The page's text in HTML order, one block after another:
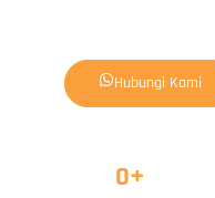
Hubungi Kami
0+